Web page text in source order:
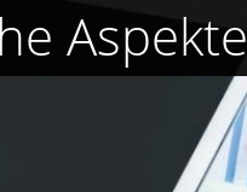
Aspekte